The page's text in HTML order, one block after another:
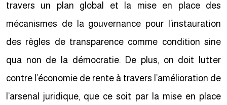
travers un plan global et la mise en place des
mécanismes de la gouvernance pour l’instauration
des règles de transparence comme condition sine
qua non de la démocratie. De plus, on doit lutter
contre l’économie de rente à travers l’amélioration de
l’arsenal juridique, que ce soit par la mise en place